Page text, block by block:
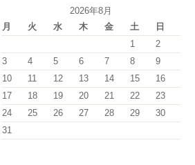
2026年8月
月
火 水 木 金 土
日
1
2
3
4 5 6 7 8
9
10
11 12 13 14 15
16
17
18 19 20 21 22
23
24
25 26 27 28 29
30
31